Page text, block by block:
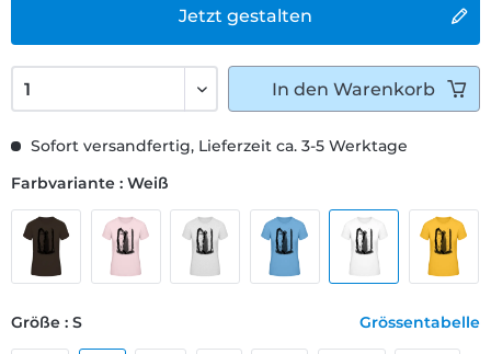
Jetzt gestalten
Sofort versandfertig, Lieferzeit ca. 3-5 Werktage
Farbvariante : Weiß
Größe : S Grössentabelle
In den Warenkorb